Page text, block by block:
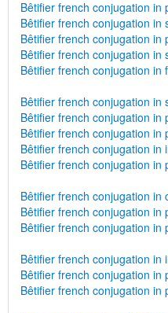
Bêtifier french conjugation in
Bêtifier french conjugation in
Bêtifier french conjugation in
Bêtifier french conjugation in
Bêtifier french conjugation in
Bêtifier french conjugation in
Bêtifier french conjugation in
Bêtifier french conjugation in
Bêtifier french conjugation in
Bêtifier french conjugation in
Bêtifier french conjugation in
Bêtifier french conjugation in
Bêtifier french conjugation in
Bêtifier french conjugation in
Bêtifier french conjugation in
Bêtifier french conjugation in